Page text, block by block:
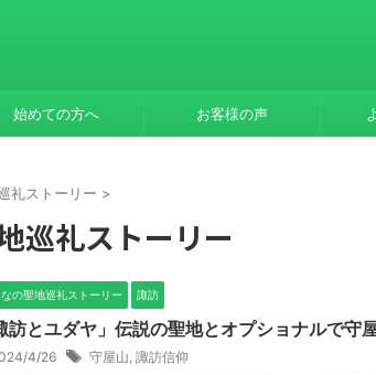
始めての方へ お客様の声
礼ストーリー >
巡礼ストーリー
の聖地巡礼ストーリー 諏訪
訪とユダヤ」伝説の聖地とオプショナルで
4/26 守屋山, 諏訪信仰